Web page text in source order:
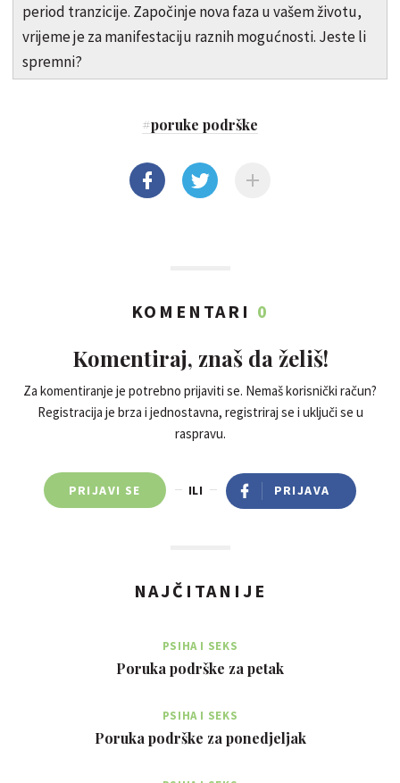
period tranzicije. Započinje nova faza u vašem životu,
vrijeme je za manifestaciju raznih mogućnosti. Jeste li
spremni?
#poruke podrške
KOMENTARI 0
Komentiraj, znaš da želiš!
Za komentiranje je potrebno prijaviti se. Nemaš korisnički račun?
Registracija je brza i jednostavna, registriraj se i uključi se u
raspravu.
PRIJAVI SE ILI PRIJAVA
NAJČITANIJE
PSIHA I SEKS
Poruka podrške za petak
PSIHA I SEKS
Poruka podrške za ponedjeljak